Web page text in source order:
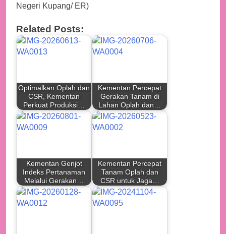
Negeri Kupang/ ER)
Related Posts:
Optimalkan Oplah dan
CSR, Kementan
Perkuat Produksi…
Kementan Percepat
Gerakan Tanam di
Lahan Oplah dan…
Kementan Genjot
Indeks Pertanaman
Melalui Gerakan…
Kementan Percepat
Tanam Oplah dan
CSR untuk Jaga…